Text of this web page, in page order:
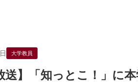
大学教員
送】「知っとこ！」に